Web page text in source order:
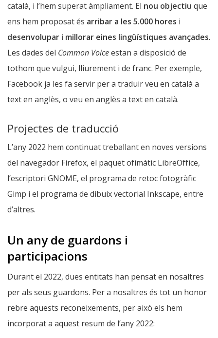
català, i l’hem superat àmpliament. El nou objectiu que
ens hem proposat és arribar a les 5.000 hores i
desenvolupar i millorar eines lingüístiques avançades.
Les dades del Common Voiceestan a disposició de
tothom que vulgui, lliurement i de franc. Per exemple,
Facebook ja les fa servir per a traduir veu en català a
text en anglès, o veu en anglès a text en català.
Projectes de traducció
L’any 2022 hem continuat treballant en noves versions
del navegador Firefox, el paquet ofimàtic LibreOffice,
l’escriptori GNOME, el programa de retoc fotogràfic
Gimp i el programa de dibuix vectorial Inkscape, entre
d’altres.
Un any de guardons i
participacions
Durant el 2022, dues entitats han pensat en nosaltres
per als seus guardons. Per a nosaltres és tot un honor
rebre aquests reconeixements, per això els hem
incorporat a aquest resum de l’any 2022: